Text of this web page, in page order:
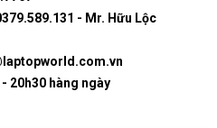
- Mr. Hữu Lộc
20h30 hàng ngày